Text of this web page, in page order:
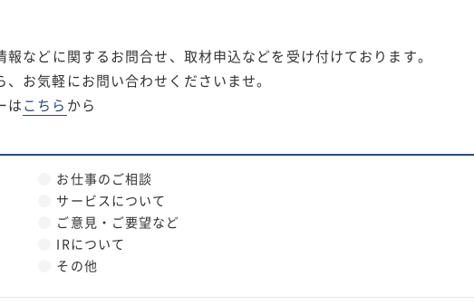
などに関するお問合せ、取材申込などを受け付けております。
お気軽にお問い合わせくださいませ。
はこちら から
お仕事のご相談
サービスについて
ご意見・ご要望など
IRについて
その他